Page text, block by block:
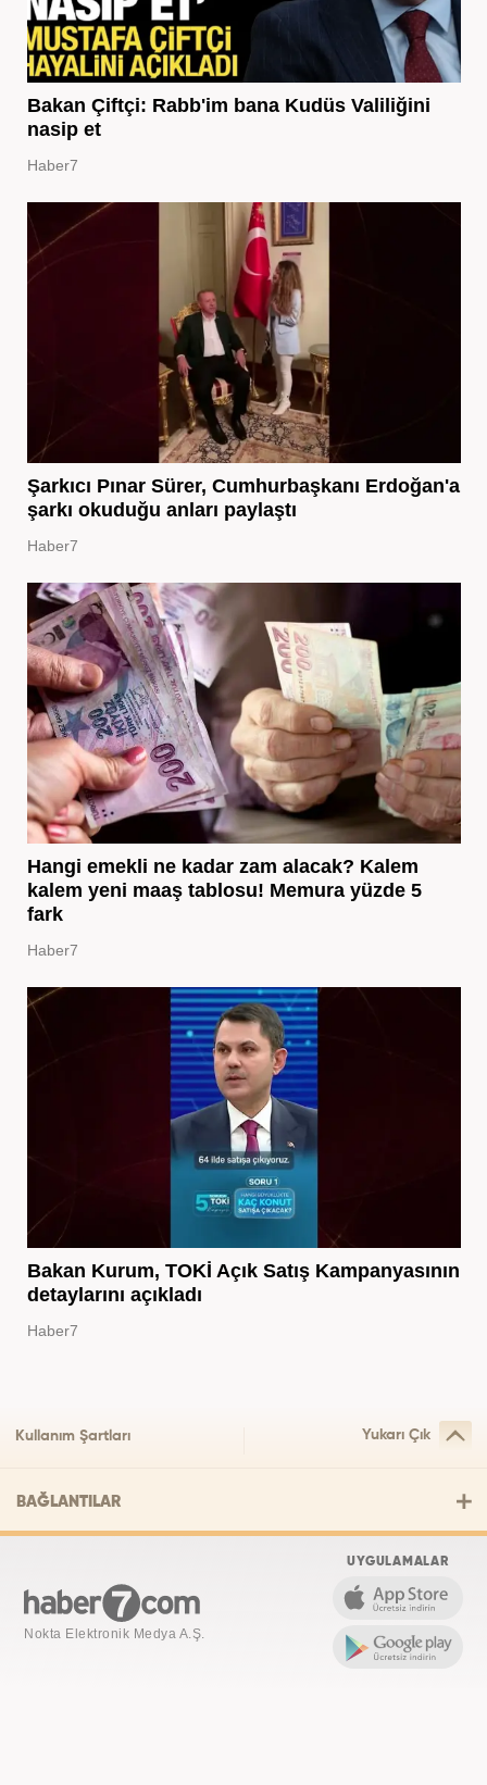
Bakan Çiftçi: Rabb'im bana Kudüs Valiliğini
nasip et
Haber7
Şarkıcı Pınar Sürer, Cumhurbaşkanı Erdoğan'a
şarkı okuduğu anları paylaştı
Haber7
Hangi emekli ne kadar zam alacak? Kalem
kalem yeni maaş tablosu! Memura yüzde 5
fark
Haber7
Bakan Kurum, TOKİ Açık Satış Kampanyasının
detaylarını açıkladı
Haber7
Kullanım Şartları Yukarı Çık
BAĞLANTILAR
Nokta Elektronik Medya A.Ş.
UYGULAMALAR